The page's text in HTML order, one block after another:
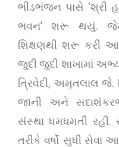
ભીડભંજન પાસે ‘શ્રી
ભવન’ શરૂ થયું.
શિક્ષણથી શરૂ કરી
જુદી જુદી શાખામાં
ત્રિવેદી, અમૃતલાલ જે.
જાની અને
સંસ્થા ધમધમતી રહી.
તરીકે વર્ષો સુધી સેવા